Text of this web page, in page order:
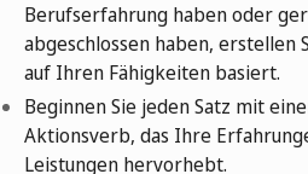
Berufserfahrung haben oder
abgeschlossen haben, erstellen
auf Ihren Fähigkeiten basiert.
Beginnen Sie jeden Satz mit
Aktionsverb, das Ihre
Leistungen hervorhebt.